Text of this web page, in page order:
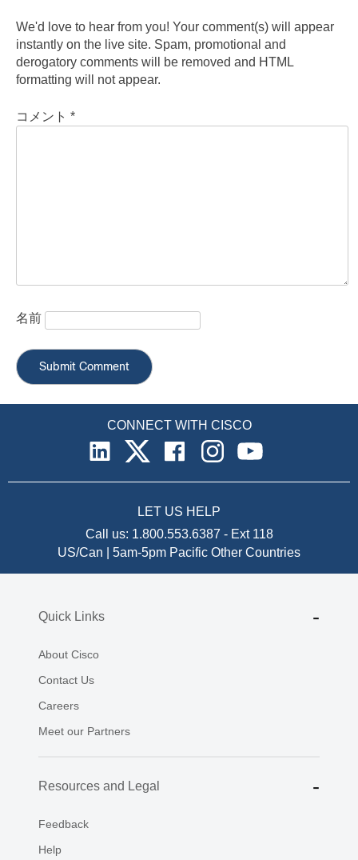
We'd love to hear from you! Your comment(s) will appear
instantly on the live site. Spam, promotional and
derogatory comments will be removed and HTML
formatting will not appear.
コメント *
名前
CONNECT WITH CISCO
LET US HELP
Call us: 1.800.553.6387 - Ext 118
US/Can | 5am-5pm Pacific Other Countries